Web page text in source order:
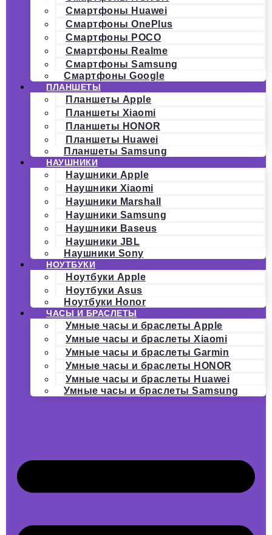
Смартфоны Huawei
Смартфоны OnePlus
Смартфоны POCO
Смартфоны Realme
Смартфоны Samsung
Смартфоны Google
ПЛАНШЕТЫ
Планшеты Apple
Планшеты Xiaomi
Планшеты HONOR
Планшеты Huawei
Планшеты Samsung
НАУШНИКИ
Наушники Apple
Наушники Xiaomi
Наушники Marshall
Наушники Samsung
Наушники Baseus
Наушники JBL
Наушники Sony
НОУТБУКИ
Ноутбуки Apple
Ноутбуки Asus
Ноутбуки Honor
ЧАСЫ И БРАСЛЕТЫ
Умные часы и браслеты Apple
Умные часы и браслеты Xiaomi
Умные часы и браслеты Garmin
Умные часы и браслеты HONOR
Умные часы и браслеты Huawei
Умные часы и браслеты Samsung